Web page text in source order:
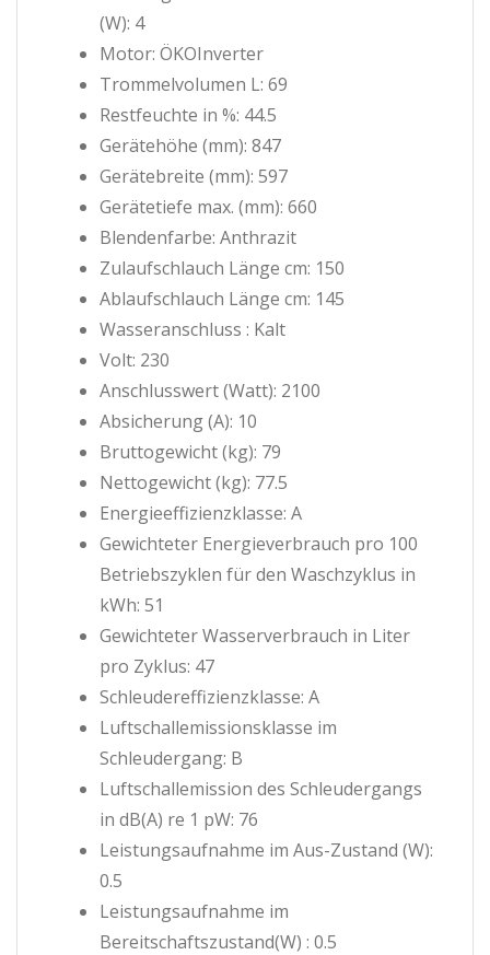
(W): 4
Motor: ÖKOInverter
Trommelvolumen L: 69
Restfeuchte in %: 44.5
Gerätehöhe (mm): 847
Gerätebreite (mm): 597
Gerätetiefe max. (mm): 660
Blendenfarbe: Anthrazit
Zulaufschlauch Länge cm: 150
Ablaufschlauch Länge cm: 145
Wasseranschluss : Kalt
Volt: 230
Anschlusswert (Watt): 2100
Absicherung (A): 10
Bruttogewicht (kg): 79
Nettogewicht (kg): 77.5
Energieeffizienzklasse: A
Gewichteter Energieverbrauch pro 100
Betriebszyklen für den Waschzyklus in
kWh: 51
Gewichteter Wasserverbrauch in Liter
pro Zyklus: 47
Schleudereffizienzklasse: A
Luftschallemissionsklasse im
Schleudergang: B
Luftschallemission des Schleudergangs
in dB(A) re 1 pW: 76
Leistungsaufnahme im Aus-Zustand (W):
0.5
Leistungsaufnahme im
Bereitschaftszustand(W) : 0.5